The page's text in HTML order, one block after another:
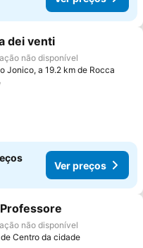
aos favoritos
dei venti
não disponível
Jonico, a 19.2 km de Rocca
Ver preços
aos favoritos
não disponível
Centro da cidade